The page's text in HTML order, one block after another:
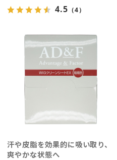
4.5 （4）
汗や皮脂を効果的に吸い取り、
爽やかな状態へ